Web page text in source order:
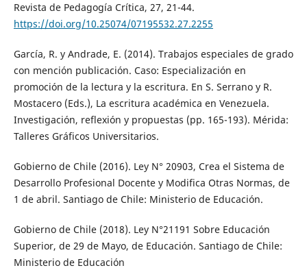
Revista de Pedagogía Crítica, 27, 21-44.
https://doi.org/10.25074/07195532.27.2255
García, R. y Andrade, E. (2014). Trabajos especiales de grado
con mención publicación. Caso: Especialización en
promoción de la lectura y la escritura. En S. Serrano y R.
Mostacero (Eds.), La escritura académica en Venezuela.
Investigación, reflexión y propuestas (pp. 165-193). Mérida:
Talleres Gráficos Universitarios.
Gobierno de Chile (2016). Ley N° 20903, Crea el Sistema de
Desarrollo Profesional Docente y Modifica Otras Normas, de
1 de abril. Santiago de Chile: Ministerio de Educación.
Gobierno de Chile (2018). Ley N°21191 Sobre Educación
Superior, de 29 de Mayo, de Educación. Santiago de Chile:
Ministerio de Educación